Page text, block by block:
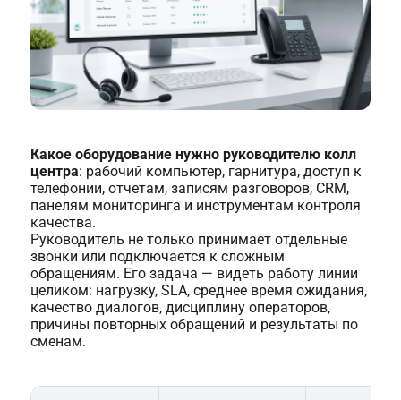
Какое оборудование нужно руководителю колл
центра: рабочий компьютер, гарнитура, доступ к
телефонии, отчетам, записям разговоров, CRM,
панелям мониторинга и инструментам контроля
качества.
Руководитель не только принимает отдельные
звонки или подключается к сложным
обращениям. Его задача — видеть работу линии
целиком: нагрузку, SLA, среднее время ожидания,
качество диалогов, дисциплину операторов,
причины повторных обращений и результаты по
сменам.